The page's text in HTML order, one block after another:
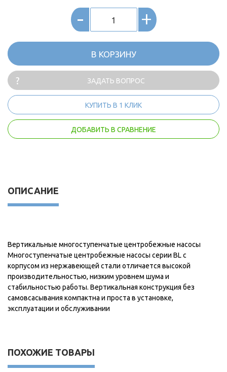
- +
В КОРЗИНУ
ЗАДАТЬ ВОПРОС
КУПИТЬ В 1 КЛИК
ДОБАВИТЬ В СРАВНЕНИЕ
ОПИСАНИЕ
Вертикальные многоступенчатые центробежные насосы
Многоступенчатые центробежные насосы серии BL с
корпусом из нержавеющей стали отличается высокой
производительностью, низким уровнем шума и
стабильностью работы. Вертикальная конструкция без
самовсасывания компактна и проста в установке,
эксплуатации и обслуживании
ПОХОЖИЕ ТОВАРЫ